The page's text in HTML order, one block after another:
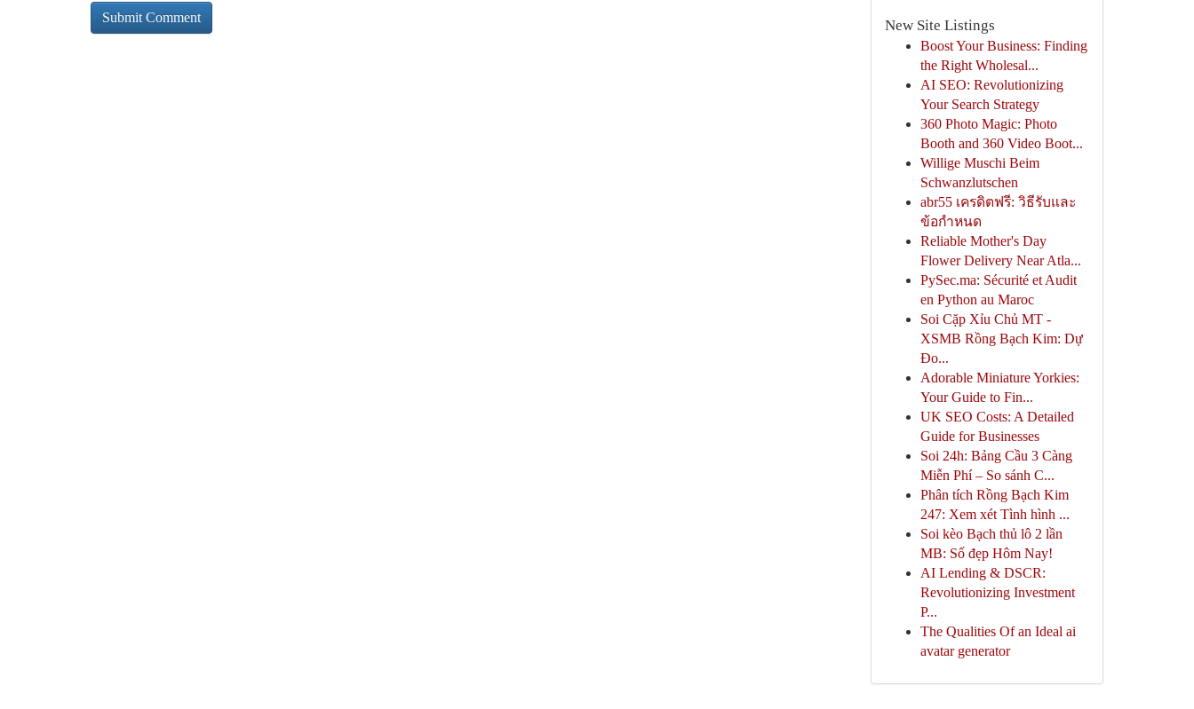
New Site Listings
Boost Your Business: Finding
the Right Wholesal...
AI SEO: Revolutionizing
Your Search Strategy
360 Photo Magic: Photo
Booth and 360 Video Boot...
Willige Muschi Beim
Schwanzlutschen
abr55 เครดิตฟรี: วิธีรับและ
ข้อกำหนด
Reliable Mother's Day
Flower Delivery Near Atla...
PySec.ma: Sécurité et Audit
en Python au Maroc
Soi Cặp Xỉu Chủ MT -
XSMB Rồng Bạch Kim: Dự
Đo...
Adorable Miniature Yorkies:
Your Guide to Fin...
UK SEO Costs: A Detailed
Guide for Businesses
Soi 24h: Bảng Cầu 3 Càng
Miễn Phí – So sánh C...
Phân tích Rồng Bạch Kim
247: Xem xét Tình hình ...
Soi kèo Bạch thủ lô 2 lần
MB: Số đẹp Hôm Nay!
AI Lending & DSCR:
Revolutionizing Investment
P...
The Qualities Of an Ideal ai
avatar generator